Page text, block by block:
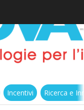
Incentivi Ricerca e